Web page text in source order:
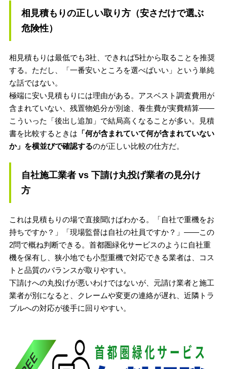
相見積もりの正しい取り方（安さだけで選ぶ
危険性）
相見積もりは最低でも3社、できれば5社から取ることを推奨
する。ただし、「一番安いところを選べばいい」という単純
な話ではない。
極端に安い見積もりには理由がある。アスベスト調査費用が
含まれていない、残置物処分が別途、養生費が実費精算——
こういった「後出し追加」で結局高くなることが多い。見積
書を比較するときは 「何が含まれていて何が含まれていない
か」を横並びで確認するのが正しい比較の仕方だ。
自社施工業者 vs 下請け丸投げ業者の見分け
方
これは見積もりの場で直接聞けばわかる。「自社で重機をお
持ちですか？」「現場監督は自社の社員ですか？」——この
2問で概ね判断できる。首都圏緑化サービスのように自社重
機を保有し、狭小地でも小型重機で対応できる業者は、コス
トと品質のバランスが取りやすい。
下請けへの丸投げが悪いわけではないが、元請け業者と施工
業者が別になると、クレームや変更の連絡が遅れ、近隣トラ
ブルへの対応が後手に回りやすい。